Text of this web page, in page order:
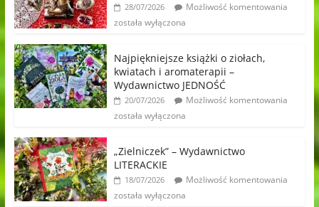
28/07/2026
Możliwość komentowania
została wyłączona
Najpiękniejsze książki o ziołach,
kwiatach i aromaterapii –
Wydawnictwo JEDNOŚĆ
20/07/2026
Możliwość komentowania
została wyłączona
„Zielniczek” – Wydawnictwo
LITERACKIE
18/07/2026
Możliwość komentowania
została wyłączona